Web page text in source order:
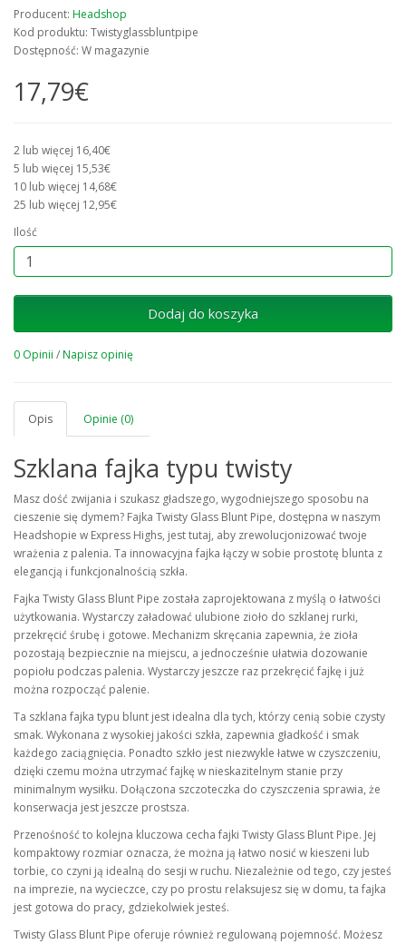
Producent: Headshop
Kod produktu: Twistyglassbluntpipe
Dostępność: W magazynie
17,79€
2 lub więcej 16,40€
5 lub więcej 15,53€
10 lub więcej 14,68€
25 lub więcej 12,95€
Ilość
Dodaj do koszyka
0 Opinii /Napisz opinię
Opis Opinie (0)
Szklana fajka typu twisty
Masz dość zwijania i szukasz gładszego, wygodniejszego sposobu na
cieszenie się dymem? Fajka Twisty Glass Blunt Pipe, dostępna w naszym
Headshopie w Express Highs, jest tutaj, aby zrewolucjonizować twoje
wrażenia z palenia. Ta innowacyjna fajka łączy w sobie prostotę blunta z
elegancją i funkcjonalnością szkła.
Fajka Twisty Glass Blunt Pipe została zaprojektowana z myślą o łatwości
użytkowania. Wystarczy załadować ulubione zioło do szklanej rurki,
przekręcić śrubę i gotowe. Mechanizm skręcania zapewnia, że zioła
pozostają bezpiecznie na miejscu, a jednocześnie ułatwia dozowanie
popiołu podczas palenia. Wystarczy jeszcze raz przekręcić fajkę i już
można rozpocząć palenie.
Ta szklana fajka typu blunt jest idealna dla tych, którzy cenią sobie czysty
smak. Wykonana z wysokiej jakości szkła, zapewnia gładkość i smak
każdego zaciągnięcia. Ponadto szkło jest niezwykle łatwe w czyszczeniu,
dzięki czemu można utrzymać fajkę w nieskazitelnym stanie przy
minimalnym wysiłku. Dołączona szczoteczka do czyszczenia sprawia, że
konserwacja jest jeszcze prostsza.
Przenośność to kolejna kluczowa cecha fajki Twisty Glass Blunt Pipe. Jej
kompaktowy rozmiar oznacza, że można ją łatwo nosić w kieszeni lub
torbie, co czyni ją idealną do sesji w ruchu. Niezależnie od tego, czy jesteś
na imprezie, na wycieczce, czy po prostu relaksujesz się w domu, ta fajka
jest gotowa do pracy, gdziekolwiek jesteś.
Twisty Glass Blunt Pipe oferuje również regulowaną pojemność. Możesz